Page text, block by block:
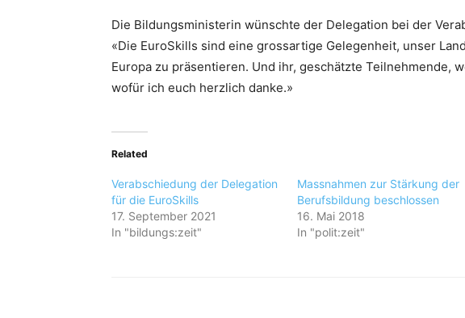
Die Bildungsministerin wünschte der Delegation bei der
«Die EuroSkills sind eine grossartige Gelegenheit, unser
Europa zu präsentieren. Und ihr, geschätzte Teilnehmende,
wofür ich euch herzlich danke.»
Related
Verabschiedung der Delegation
für die EuroSkills
17. September 2021
In "bildungs:zeit"
Massnahmen zur Stärkung der
Berufsbildung beschlossen
16. Mai 2018
In "polit:zeit"